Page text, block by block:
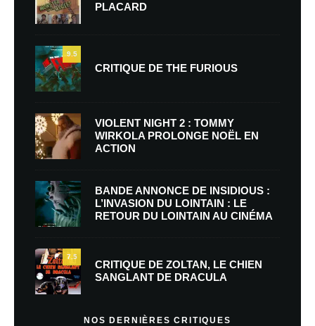
PLACARD
9.5
CRITIQUE DE THE FURIOUS
VIOLENT NIGHT 2 : TOMMY
WIRKOLA PROLONGE NOËL EN
ACTION
BANDE ANNONCE DE INSIDIOUS :
L’INVASION DU LOINTAIN : LE
RETOUR DU LOINTAIN AU CINÉMA
7.5
CRITIQUE DE ZOLTAN, LE CHIEN
SANGLANT DE DRACULA
NOS DERNIÈRES CRITIQUES